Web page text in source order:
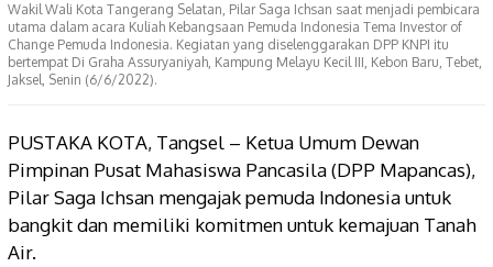
Wakil Wali Kota Tangerang Selatan, Pilar Saga Ichsan saat menjadi pembicara
utama dalam acara Kuliah Kebangsaan Pemuda Indonesia Tema Investor of
Change Pemuda Indonesia. Kegiatan yang diselenggarakan DPP KNPI itu
bertempat Di Graha Assuryaniyah, Kampung Melayu Kecil III, Kebon Baru, Tebet,
Jaksel, Senin (6/6/2022).
PUSTAKA KOTA, Tangsel – Ketua Umum Dewan
Pimpinan Pusat Mahasiswa Pancasila (DPP Mapancas),
Pilar Saga Ichsan mengajak pemuda Indonesia untuk
bangkit dan memiliki komitmen untuk kemajuan Tanah
Air.